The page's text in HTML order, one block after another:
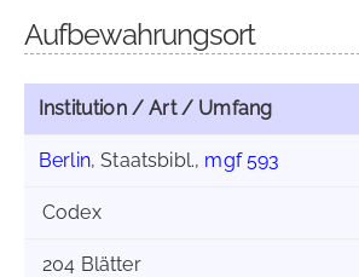
Aufbewahrungsort
Institution / Art / Umfang
Berlin, Staatsbibl., mgf 593
Codex
204 Blätter